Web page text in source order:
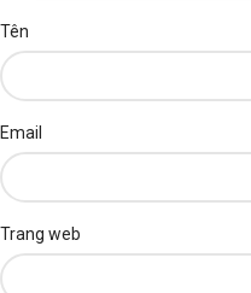
Tên
Email
Trang web